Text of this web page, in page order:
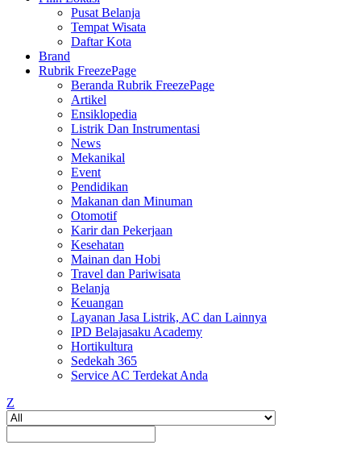
Pusat Belanja
Tempat Wisata
Daftar Kota
Brand
Rubrik FreezePage
Beranda Rubrik FreezePage
Artikel
Ensiklopedia
Listrik Dan Instrumentasi
News
Mekanikal
Event
Pendidikan
Makanan dan Minuman
Otomotif
Karir dan Pekerjaan
Kesehatan
Mainan dan Hobi
Travel dan Pariwisata
Belanja
Keuangan
Layanan Jasa Listrik, AC dan Lainnya
IPD Belajasaku Academy
Hortikultura
Sedekah 365
Service AC Terdekat Anda
Z